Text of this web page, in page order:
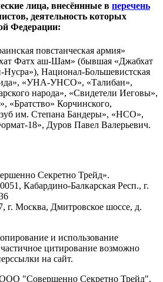
лица, внесённные в перечень
деятельность которых
Федерации:
повстанческая армия»
Фатх аш-Шам» (бывшая «Джабхат
Нусра»), Национал-Большевистская
«УНА-УНСО», «Талибан»,
народа», «Свидетели Иеговы»,
«Братство» Корчинского,
им. Степана Бандеры», «НСО»,
18», Дуров Павел Валерьевич.
Секретно Трейд».
Кабардино-Балкарская Респ., г.
г. Москва, Дмитровское шоссе, д.
и использование
цитирование возможно
на сайт.
"Совершенно Секретно Трейд".